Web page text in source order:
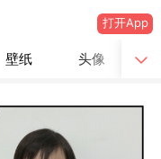
打开App
壁纸 头像